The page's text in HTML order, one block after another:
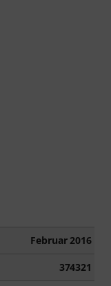
Februar 2016
374321